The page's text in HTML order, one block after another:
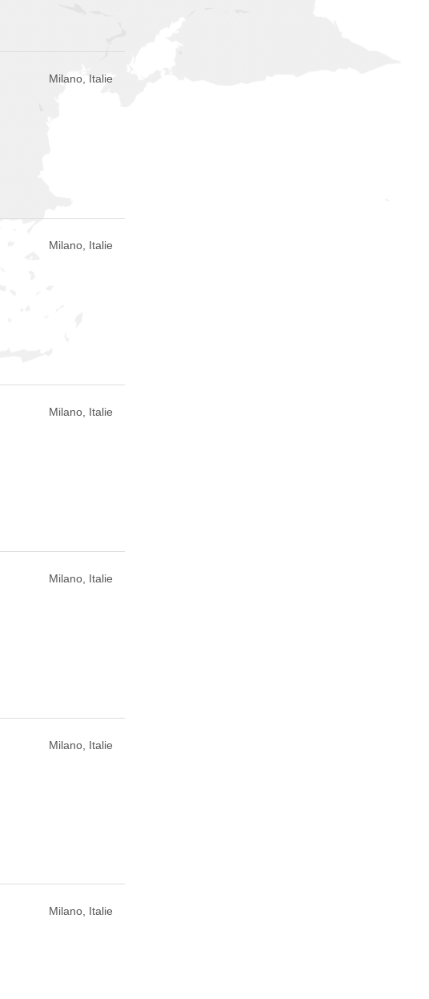
Milano, Italie
Milano, Italie
Milano, Italie
Milano, Italie
Milano, Italie
Milano, Italie